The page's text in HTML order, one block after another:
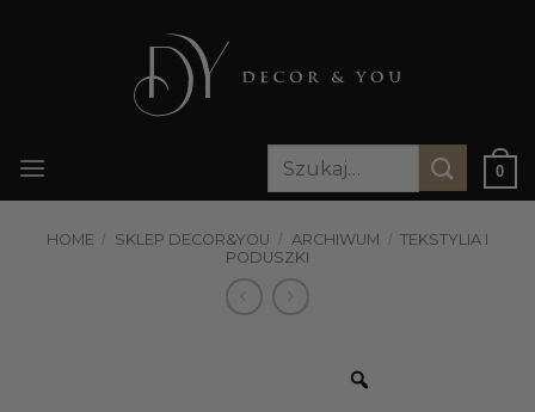
Szukaj:
0
HOME / SKLEP DECOR&YOU / ARCHIWUM / TEKSTYLIA I
PODUSZKI